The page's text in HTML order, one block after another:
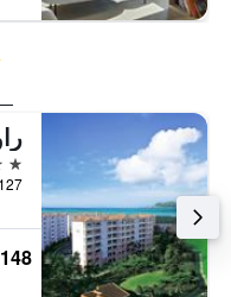
3 نجوم
148 ﷼